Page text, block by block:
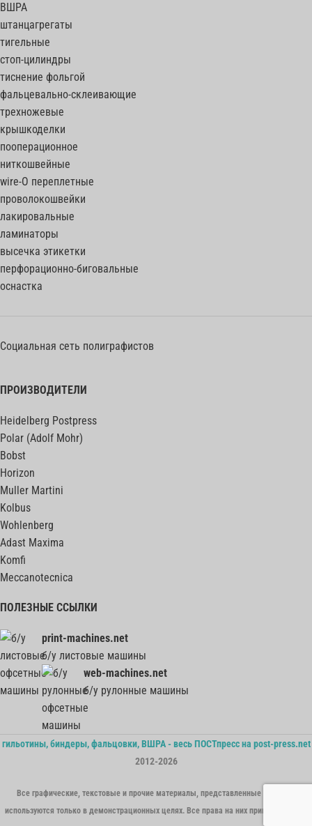
ВШРА
штанцагрегаты
тигельные
стоп-цилиндры
тиснение фольгой
фальцевально-склеивающие
трехножевые
крышкоделки
пооперационное
ниткошвейные
wire-O переплетные
проволокошвейки
лакировальные
ламинаторы
высечка этикетки
перфорационно-биговальные
оснастка
Социальная сеть полиграфистов
ПРОИЗВОДИТЕЛИ
Heidelberg Postpress
Polar (Adolf Mohr)
Bobst
Horizon
Muller Martini
Kolbus
Wohlenberg
Adast Maxima
Komfi
Meccanotecnica
ПОЛЕЗНЫЕ ССЫЛКИ
print-machines.net
б/у листовые машины
web-machines.net
б/у рулонные машины
гильотины, биндеры, фальцовки, ВШРА - весь ПОСТпресс на post-press.net
2012-2026
Все графические, текстовые и прочие материалы, представленные на сайте,
используются только в демонстрационных целях. Все права на них принадлежат их